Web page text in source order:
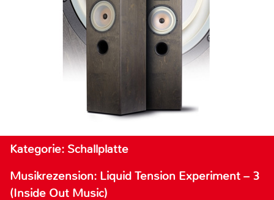
Kategorie: Schallplatte
Musikrezension: Liquid Tension Experiment – 3
(Inside Out Music)